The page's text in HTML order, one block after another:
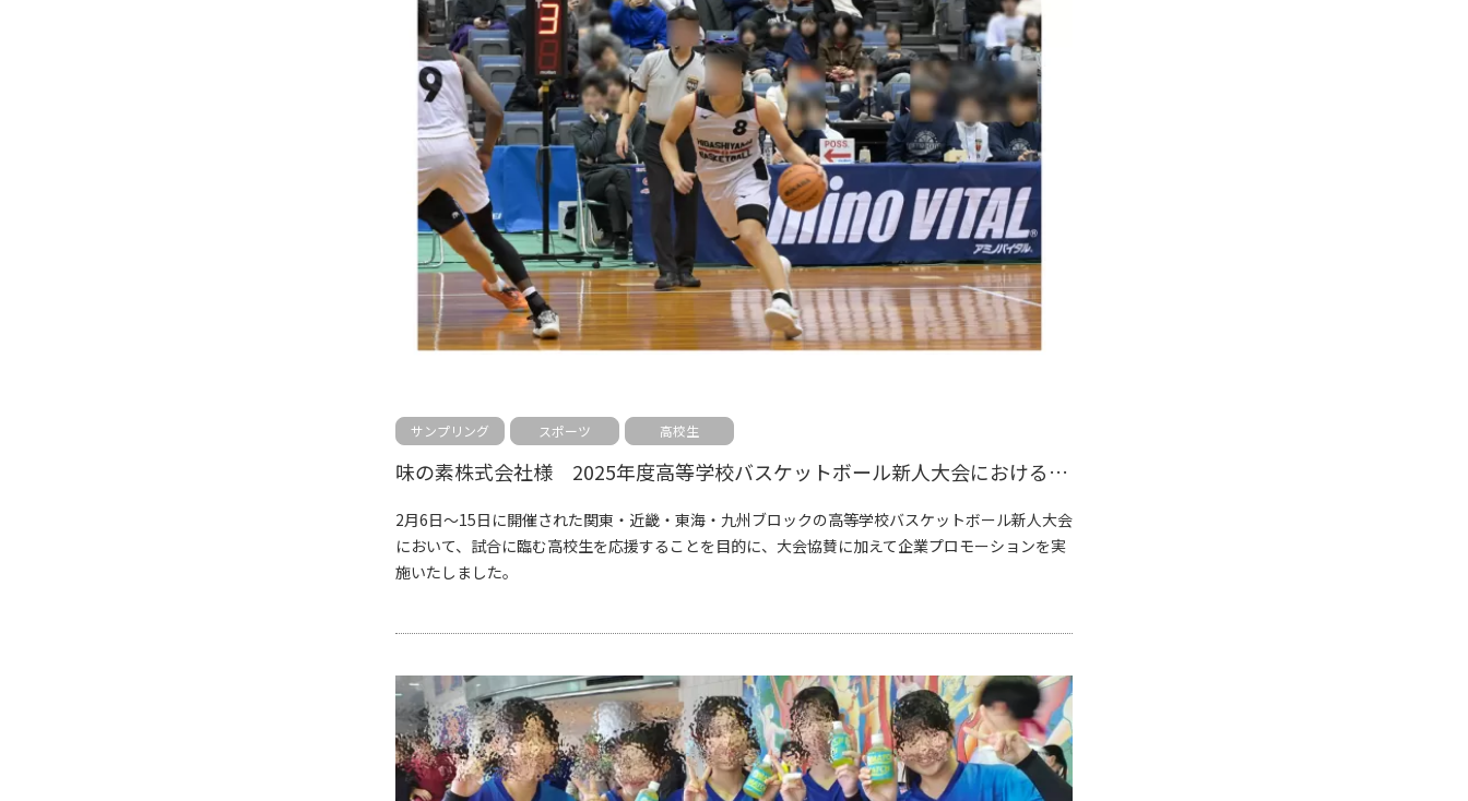
サンプリング スポーツ 高校生
味の素株式会社様 2025年度高等学校バスケットボール新人大会における応援企画
2月6日～15日に開催された関東・近畿・東海・九州ブロックの高等学校バスケットボール新人大会
において、試合に臨む高校生を応援することを目的に、大会協賛に加えて企業プロモーションを実
施いたしました。